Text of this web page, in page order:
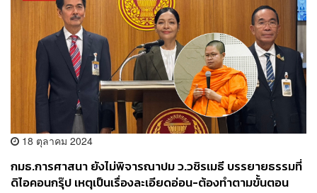
18 ตุลาคม 2024
กมธ.การศาสนา ยังไม่พิจารณาปม ว.วชิรเมธี บรรยายธรรมที่
ดิไอคอนกรุ๊ป เหตุเป็นเรื่องละเอียดอ่อน-ต้องทำตามขั้นตอน